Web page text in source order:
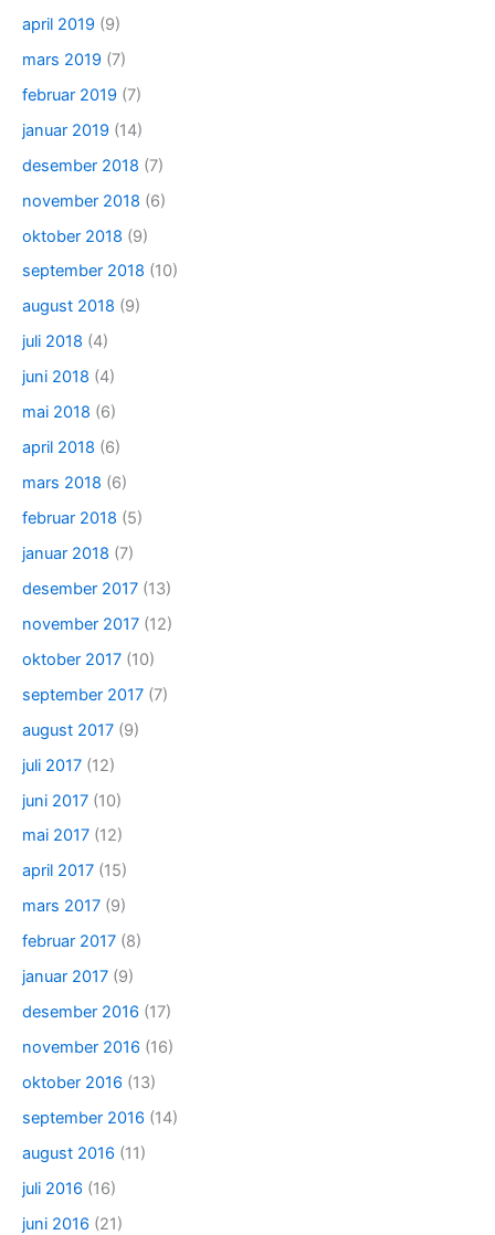
april 2019 (9)
mars 2019 (7)
februar 2019 (7)
januar 2019 (14)
desember 2018 (7)
november 2018 (6)
oktober 2018 (9)
september 2018 (10)
august 2018 (9)
juli 2018 (4)
juni 2018 (4)
mai 2018 (6)
april 2018 (6)
mars 2018 (6)
februar 2018 (5)
januar 2018 (7)
desember 2017 (13)
november 2017 (12)
oktober 2017 (10)
september 2017 (7)
august 2017 (9)
juli 2017 (12)
juni 2017 (10)
mai 2017 (12)
april 2017 (15)
mars 2017 (9)
februar 2017 (8)
januar 2017 (9)
desember 2016 (17)
november 2016 (16)
oktober 2016 (13)
september 2016 (14)
august 2016 (11)
juli 2016 (16)
juni 2016 (21)